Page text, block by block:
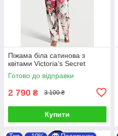
Піжама біла сатинова з
квітами Victoria’s Secret
Готово до відправки
2 790 ₴ 3 100 ₴
Купити